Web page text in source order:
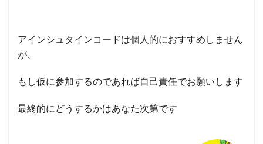
アインシュタインコードは個人的におすすめしません
が、
もし仮に参加するのであれば自己責任でお願いします
最終的にどうするかはあなた次第です